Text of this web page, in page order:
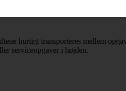
hurtigt transporteres mellem
serviceopgaver i højden.